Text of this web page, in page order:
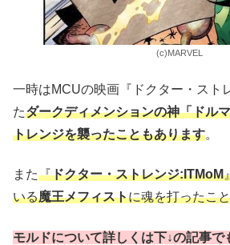
(c)MARVEL
一時はMCUの映画『ドクター・スト
たダークディメンションの神「ドル
トレンジを襲ったこともあります。
また『ドクター・ストレンジ:ITMoM
いる魔王メフィストに魂を打ったこ
モルドについて詳しくは下↓の記事で